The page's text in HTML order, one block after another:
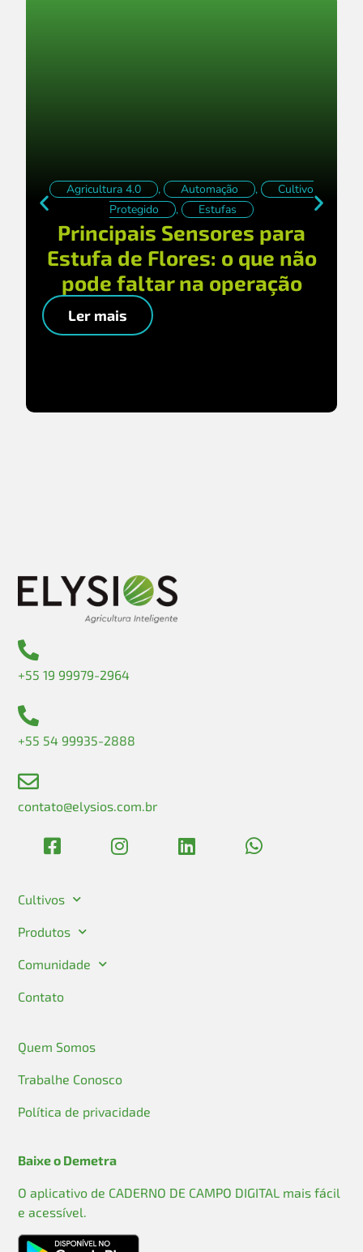
Agricultura 4.0 , Automação ,
Cultivo
Protegido
, Estufas
Principais Sensores para
Estufa de Flores: o que não
pode faltar na operação
Ler mais
+55 19 99979-2964
+55 54 99935-2888
contato@elysios.com.br
Cultivos
Produtos
Comunidade
Contato
Quem Somos
Trabalhe Conosco
Política de privacidade
Baixe o Demetra
O aplicativo de CADERNO DE CAMPO DIGITAL mais fácil
e acessível.